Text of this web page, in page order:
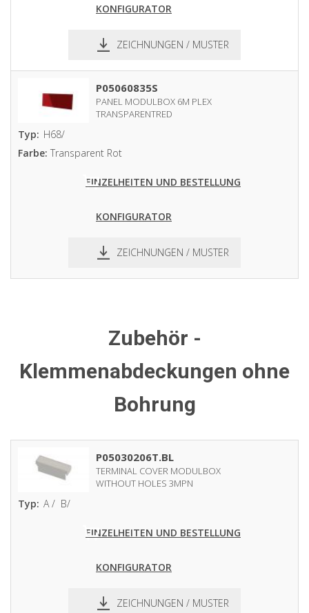
KONFIGURATOR
ZEICHNUNGEN / MUSTER
P05060835S
PANEL MODULBOX 6M PLEX
TRANSPARENTRED
Typ: H68/
Farbe: Transparent Rot
EINZELHEITEN UND BESTELLUNG
KONFIGURATOR
ZEICHNUNGEN / MUSTER
Zubehör -
Klemmenabdeckungen ohne
Bohrung
P05030206T.BL
TERMINAL COVER MODULBOX
WITHOUT HOLES 3MPN
Typ: A / B/
EINZELHEITEN UND BESTELLUNG
KONFIGURATOR
ZEICHNUNGEN / MUSTER